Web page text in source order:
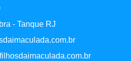
- Tanque RJ